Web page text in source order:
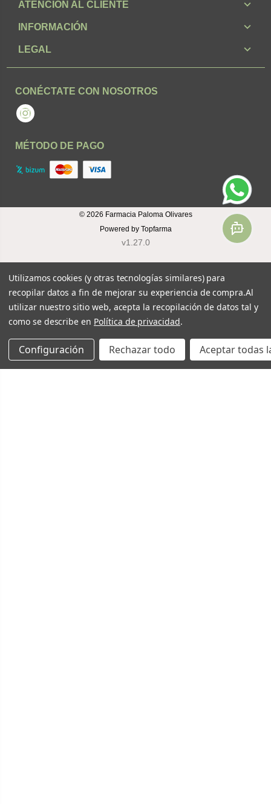
ATENCIÓN AL CLIENTE
INFORMACIÓN
LEGAL
CONÉCTATE CON NOSOTROS
Instagram
MÉTODO DE PAGO
© 2026 Farmacia Paloma Olivares
Powered by Topfarma
v1.27.0
Utilizamos cookies (y otras tecnologías similares) para
recopilar datos a fin de mejorar su experiencia de compra.Al
utilizar nuestro sitio web, acepta la recopilación de datos tal y
como se describe en Política de privacidad.
Configuración Rechazar todo Aceptar todas